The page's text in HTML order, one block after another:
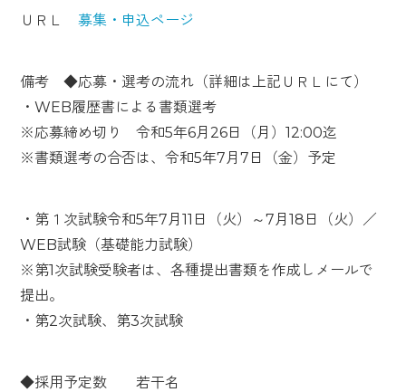
ＵＲＬ募集・申込ページ
備考 ◆応募・選考の流れ（詳細は上記ＵＲＬにて）
・WEB履歴書による書類選考
※応募締め切り 令和5年6月26日（月）12:00迄
※書類選考の合否は、令和5年7月7日（金）予定
・第１次試験令和5年7月11日（火）～7月18日（火）／
WEB試験（基礎能力試験）
※第1次試験受験者は、各種提出書類を作成しメールで
提出。
・第2次試験、第3次試験
◆採用予定数 若干名